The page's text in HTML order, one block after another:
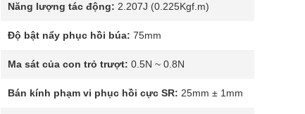
Năng lượng tác động: 2.207J (0.225Kgf.m)
Độ bật nẩy phục hồi búa: 75mm
Ma sát của con trỏ trượt: 0.5N ~ 0.8N
Bán kính phạm vi phục hồi cực SR: 25mm ± 1mm